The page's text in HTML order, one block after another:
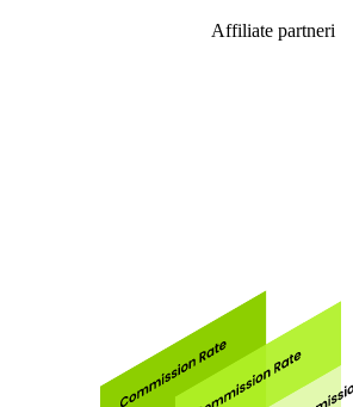
Affiliate partneri